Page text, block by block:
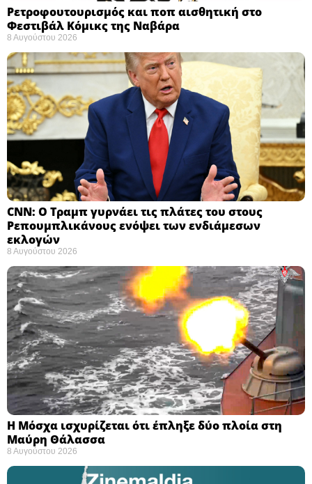
Ρετροφουτουρισμός και ποπ αισθητική στο
Φεστιβάλ Κόμικς της Ναβάρα ​
8 Αυγούστου 2026
CNN: Ο Τραμπ γυρνάει τις πλάτες του στους
Ρεπουμπλικάνους ενόψει των ενδιάμεσων
εκλογών ​
8 Αυγούστου 2026
Η Μόσχα ισχυρίζεται ότι έπληξε δύο πλοία στη
Μαύρη Θάλασσα ​
8 Αυγούστου 2026